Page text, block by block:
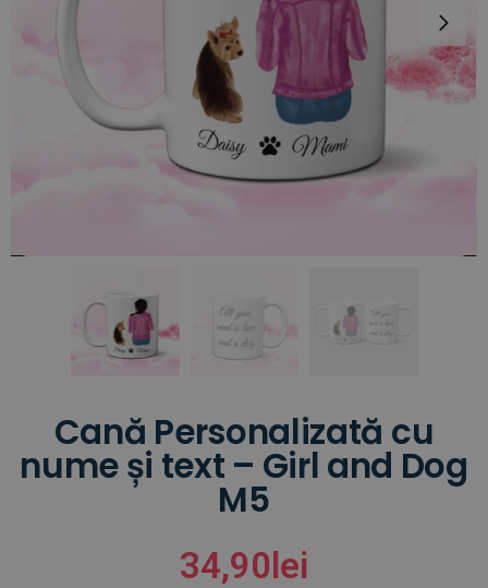
Cană Personalizată cu
nume și text – Girl and Dog
M5
34,90lei